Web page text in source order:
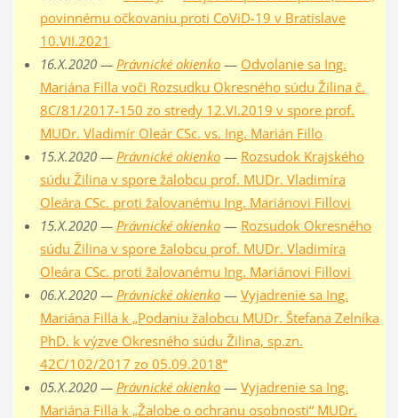
povinnému očkovaniu proti CoViD-19 v Bratislave
10.VII.2021
16.X.2020 — Právnické okienko— Odvolanie sa Ing.
Mariána Filla voči Rozsudku Okresného súdu Žilina č.
8C/81/2017-150 zo stredy 12.VI.2019 v spore prof.
MUDr. Vladimír Oleár CSc. vs. Ing. Marián Fillo
15.X.2020 — Právnické okienko— Rozsudok Krajského
súdu Žilina v spore žalobcu prof. MUDr. Vladimíra
Oleára CSc. proti žalovanému Ing. Mariánovi Fillovi
15.X.2020 — Právnické okienko— Rozsudok Okresného
súdu Žilina v spore žalobcu prof. MUDr. Vladimíra
Oleára CSc. proti žalovanému Ing. Mariánovi Fillovi
06.X.2020 — Právnické okienko— Vyjadrenie sa Ing.
Mariána Filla k „Podaniu žalobcu MUDr. Štefana Zelníka
PhD. k výzve Okresného súdu Žilina, sp.zn.
42C/102/2017 zo 05.09.2018“
05.X.2020 — Právnické okienko— Vyjadrenie sa Ing.
Mariána Filla k „Žalobe o ochranu osobnosti“ MUDr.